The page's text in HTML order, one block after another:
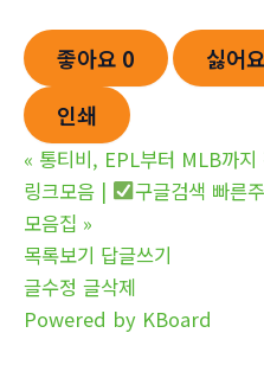
좋아요 0 싫어요
인쇄
« 통티비, EPL부터 MLB까
링크모음 |
구글검색 빠른
모음집 »
목록보기 답글쓰기
글수정 글삭제
Powered by KBoard